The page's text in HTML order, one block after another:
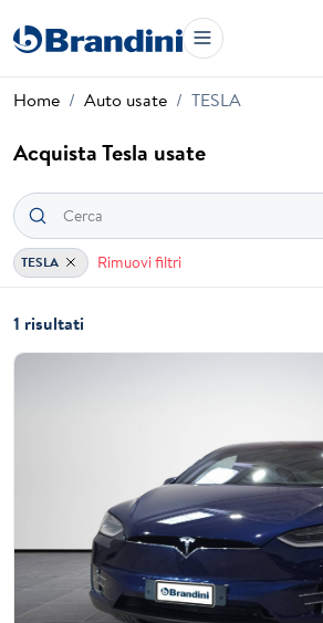
Home Auto usate TESLA
Acquista Tesla usate
TESLA Rimuovi filtri
1 risultati